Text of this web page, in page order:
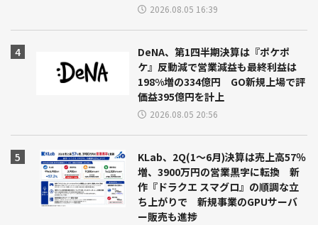
2026.08.05 16:39
DeNA、第1四半期決算は『ポケポ
ケ』反動減で営業減益も最終利益は
198%増の334億円 GO新規上場で評
価益395億円を計上
2026.08.05 20:56
KLab、2Q(1～6月)決算は売上高57％
増、3900万円の営業黒字に転換 新
作『ドラクエ スマグロ』の順調な立
ち上がりで 新規事業のGPUサーバ
ー販売も進捗